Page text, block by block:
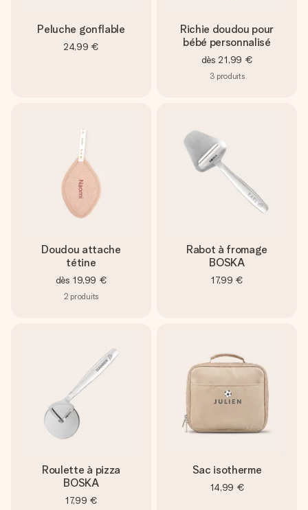
Peluche gonflable
24,99 €
Richie doudou pour
bébé personnalisé
dès 21,99 €
3 produits
Doudou attache
tétine
dès 19,99 €
2 produits
Rabot à fromage
BOSKA
17,99 €
Roulette à pizza
BOSKA
17,99 €
Sac isotherme
14,99 €